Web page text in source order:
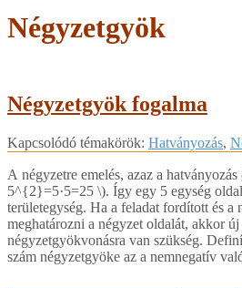
Négyzetgyök
Négyzetgyök fogalma
2018-
13
Kapcsolódó témakörök: Hatványozás,
A négyzetre emelés, azaz a
5^{2}=5·5=25 \)​. Így egy 5 egység
területegység. Ha a feladat fordított és a
meghatározni a négyzet oldalát, akkor új
négyzetgyökvonásra van szükség.
szám négyzetgyöke az a nemnegatív